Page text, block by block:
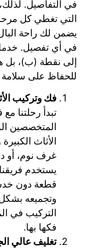
في التفاصيل.
التي تغطي كل
يضمن لك راحة
في أي تفصيل.
إلى نقطة (ب)، بل
للحفاظ على سلامة
فك وتركيب
تبدأ رحلتنا
المتخصصين
الأثاث
غرف نوم، أو
يستخدم
قطعة دون
وتجميعه
التركيب في
فكها بها.
تغليف عالي